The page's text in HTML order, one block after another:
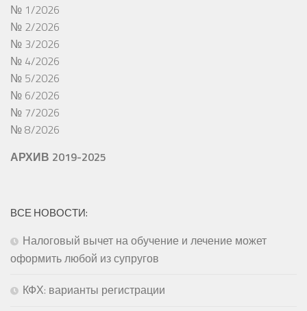
№ 1/2026
№ 2/2026
№ 3/2026
№ 4/2026
№ 5/2026
№ 6/2026
№ 7/2026
№ 8/2026
АРХИВ 2019-2025
ВСЕ НОВОСТИ:
Налоговый вычет на обучение и лечение может
оформить любой из супругов
КФХ: варианты регистрации